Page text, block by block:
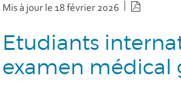
Mis à jour le 18 février 2026
Etudiants
examen médical